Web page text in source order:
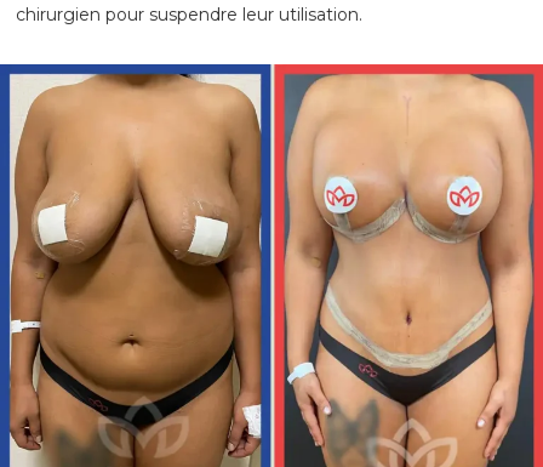
chirurgien pour suspendre leur utilisation.